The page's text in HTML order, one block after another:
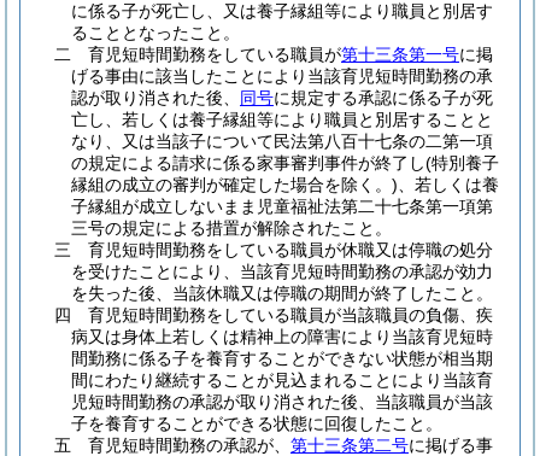
に係る子が死亡し、又は養子縁組等により職員と別居す
ることとなったこと。
二
育児短時間勤務をしている職員が第十三条第一号に掲
げる事由に該当したことにより当該育児短時間勤務の承
認が取り消された後、 同号に規定する承認に係る子が死
亡し、若しくは養子縁組等により職員と別居することと
なり、又は当該子について民法第八百十七条の二第一項
の規定による請求に係る家事審判事件が終了し(特別養子
縁組の成立の審判が確定した場合を除く。) 、若しくは養
子縁組が成立しないまま児童福祉法第二十七条第一項第
三号の規定による措置が解除されたこと。
三
育児短時間勤務をしている職員が休職又は停職の処分
を受けたことにより、当該育児短時間勤務の承認が効力
を失った後、当該休職又は停職の期間が終了したこと。
四
育児短時間勤務をしている職員が当該職員の負傷、疾
病又は身体上若しくは精神上の障害により当該育児短時
間勤務に係る子を養育することができない状態が相当期
間にわたり継続することが見込まれることにより当該育
児短時間勤務の承認が取り消された後、当該職員が当該
子を養育することができる状態に回復したこと。
五
育児短時間勤務の承認が、 第十三条第二号に掲げる事